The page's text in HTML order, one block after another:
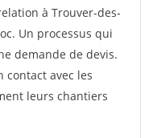
à Trouver-des-
Un processus qui
demande de devis.
contact avec les
leurs chantiers